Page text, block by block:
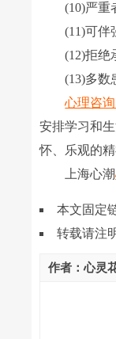
(10)严重者
(11)可伴强
(12)拒绝承
(13)多数患
心理咨
安排学习和
怀、乐观的
上海心潮
本文固定
转载请注
作者：心灵